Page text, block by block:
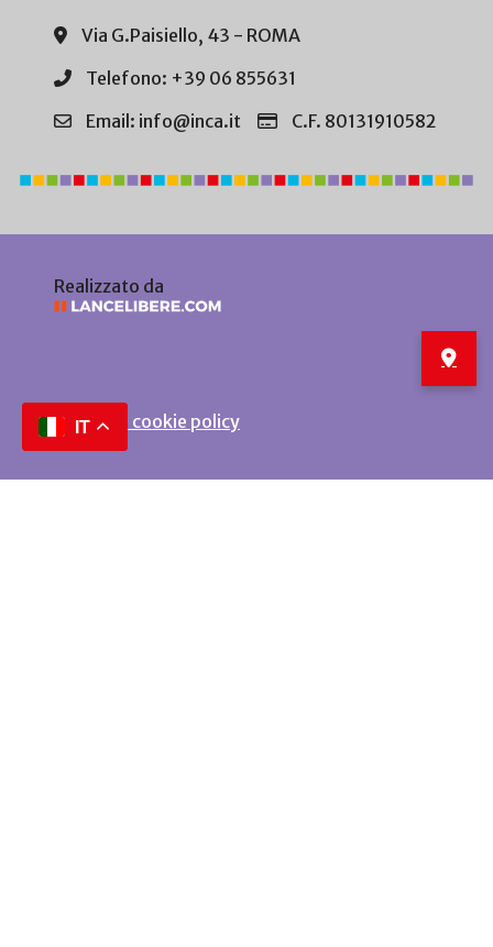
Via G.Paisiello, 43 - ROMA
Telefono: +39 06 855631
Email: info@inca.it
C.F. 80131910582
Realizzato da
Privacy e cookie policy
IT